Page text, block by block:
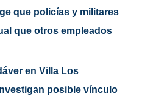
que policías y militares
que otros empleados
en Villa Los
posible vínculo